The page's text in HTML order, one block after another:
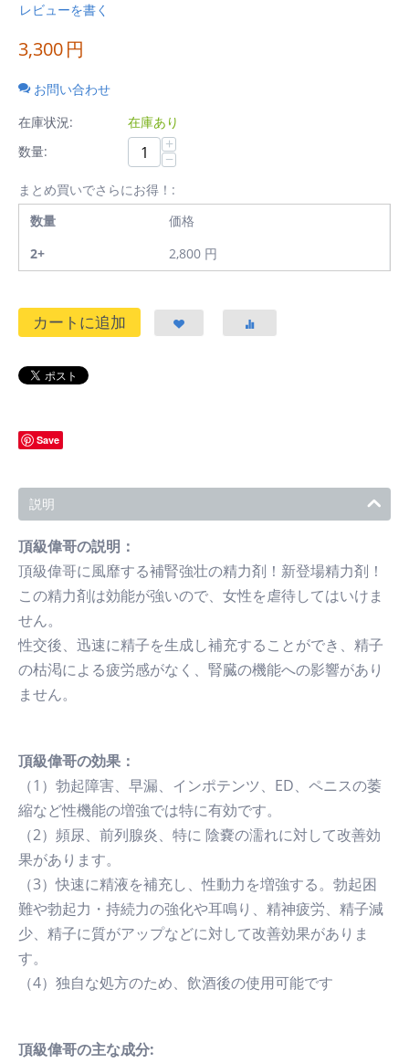
レビューを書く
3,300円
お問い合わせ
在庫状況:
在庫あり
数量:
+
−
まとめ買いでさらにお得！:
数量
価格
2+
2,800 円
カートに追加
Save
説明
頂級偉哥の説明：
頂級偉哥に風靡する補腎強壮の精力剤！新登場精力剤！
この精力剤は効能が強いので、女性を虐待してはいけま
せん。
性交後、迅速に精子を生成し補充することができ、精子
の枯渇による疲労感がなく、腎臓の機能への影響があり
ません。
頂級偉哥の効果：
（1）勃起障害、早漏、インポテンツ、ED、ペニスの萎
縮など性機能の増強では特に有効です。
（2）頻尿、前列腺炎、特に 陰嚢の濡れに対して改善効
果があります。
（3）快速に精液を補充し、性動力を増強する。勃起困
難や勃起力・持続力の強化や耳鳴り、精神疲労、精子減
少、精子に質がアップなどに対して改善効果がありま
す。
（4）独自な処方のため、飲酒後の使用可能です
頂級偉哥の主な成分: